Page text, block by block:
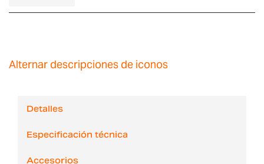
Alternar descripciones de iconos
Detalles
Especificación técnica
Accesorios